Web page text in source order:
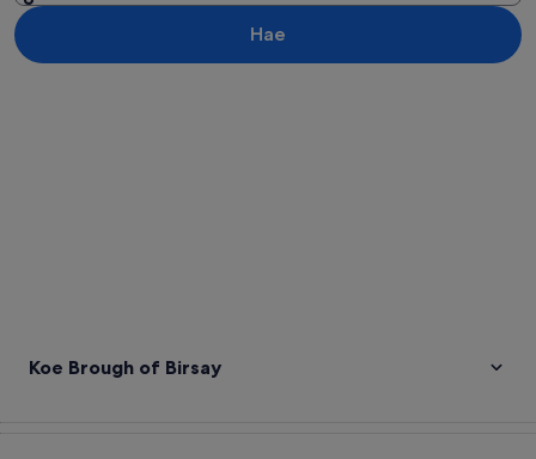
Hae
Koe Brough of Birsay